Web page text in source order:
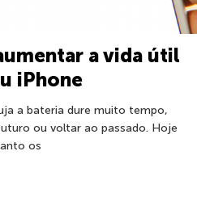
a vida útil
iPhone
a bateria dure muito tempo,
ou voltar ao passado. Hoje
os